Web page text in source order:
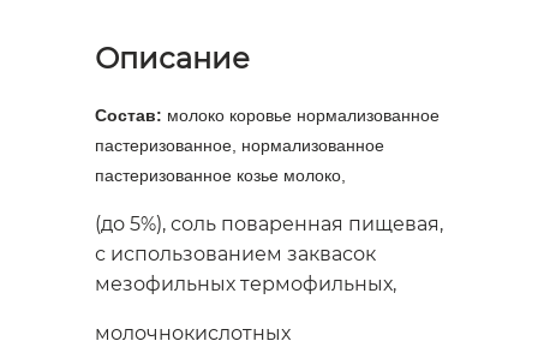
Описание
Состав: молоко коровье нормализованное
пастеризованное, нормализованное
пастеризованное козье молоко,
(до 5%), соль поваренная пищевая,
с использованием заквасок
мезофильных термофильных,
молочнокислотных